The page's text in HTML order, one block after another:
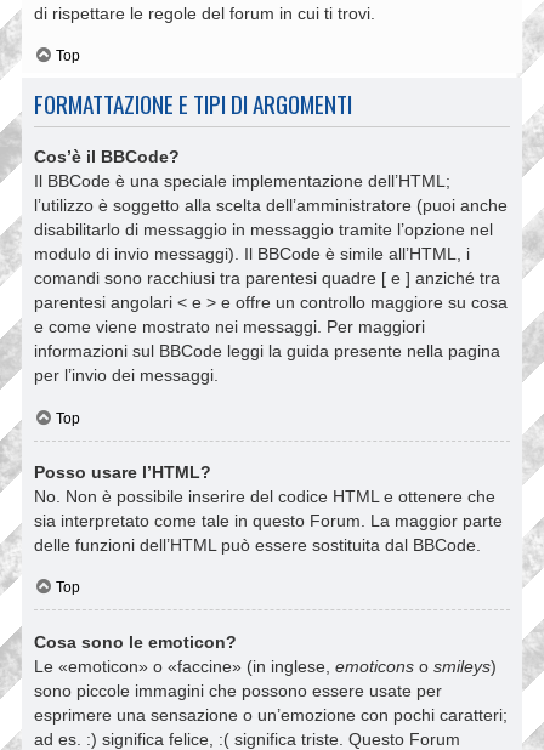
di rispettare le regole del forum in cui ti trovi.
Top
FORMATTAZIONE E TIPI DI ARGOMENTI
Cos’è il BBCode?
Il BBCode è una speciale implementazione dell’HTML;
l’utilizzo è soggetto alla scelta dell’amministratore (puoi anche
disabilitarlo di messaggio in messaggio tramite l’opzione nel
modulo di invio messaggi). Il BBCode è simile all’HTML, i
comandi sono racchiusi tra parentesi quadre [ e ] anziché tra
parentesi angolari < e > e offre un controllo maggiore su cosa
e come viene mostrato nei messaggi. Per maggiori
informazioni sul BBCode leggi la guida presente nella pagina
per l’invio dei messaggi.
Top
Posso usare l’HTML?
No. Non è possibile inserire del codice HTML e ottenere che
sia interpretato come tale in questo Forum. La maggior parte
delle funzioni dell’HTML può essere sostituita dal BBCode.
Top
Cosa sono le emoticon?
Le «emoticon» o «faccine» (in inglese, emoticons o smileys)
sono piccole immagini che possono essere usate per
esprimere una sensazione o un’emozione con pochi caratteri;
ad es. :) significa felice, :( significa triste. Questo Forum